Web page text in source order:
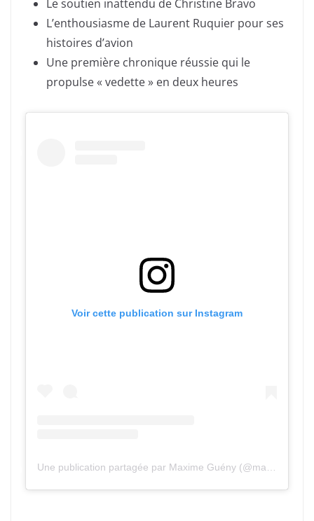
Le soutien inattendu de Christine Bravo
L’enthousiasme de Laurent Ruquier pour ses
histoires d’avion
Une première chronique réussie qui le
propulse « vedette » en deux heures
Voir cette publication sur Instagram
Une publication partagée par Maxime Guény (@maximegueny)